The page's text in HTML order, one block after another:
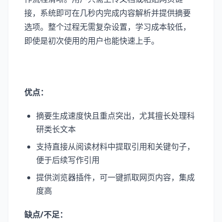
接，系统即可在几秒内完成内容解析并提供摘要
选项。整个过程无需复杂设置，学习成本较低，
即使是初次使用的用户也能快速上手。
优点：
摘要生成速度快且重点突出，尤其擅长处理科
研类长文本
支持直接从阅读材料中提取引用和关键句子，
便于后续写作引用
提供浏览器插件，可一键抓取网页内容，集成
度高
缺点/不足：